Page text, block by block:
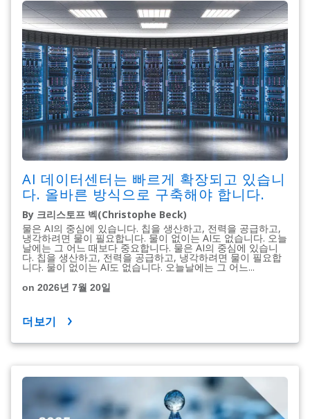
AI 데이터센터는 빠르게 확장되고 있습니
다. 올바른 방식으로 구축해야 합니다.
By 크리스토프 벡(Christophe Beck)
물은 AI의 중심에 있습니다. 칩을 생산하고, 전력을 공급하고,
냉각하려면 물이 필요합니다. 물이 없이는 AI도 없습니다. 오늘
날에는 그 어느 때보다 중요합니다. 물은 AI의 중심에 있습니
다. 칩을 생산하고, 전력을 공급하고, 냉각하려면 물이 필요합
니다. 물이 없이는 AI도 없습니다. 오늘날에는 그 어느...
on 2026년 7월 20일
더보기